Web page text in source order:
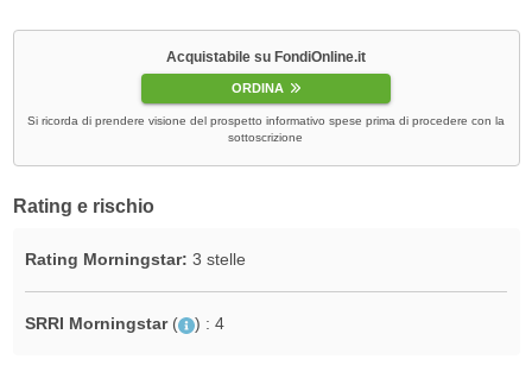
Acquistabile su FondiOnline.it
ORDINA
Si ricorda di prendere visione del prospetto informativo spese prima di procedere con la
sottoscrizione
Rating e rischio
Rating Morningstar: 3 stelle
SRRI Morningstar ( ) : 4